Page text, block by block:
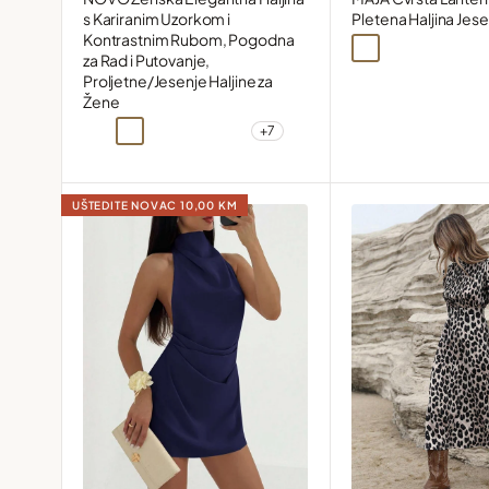
s Kariranim Uzorkom i
Kontrastnim Rubom, Pogodna
za Rad i Putovanje,
Proljetne/Jesenje Haljine za
Žene
Višebojna
+7
Pletena Haljina
UŠTEDITE NOVAC10,00 KM